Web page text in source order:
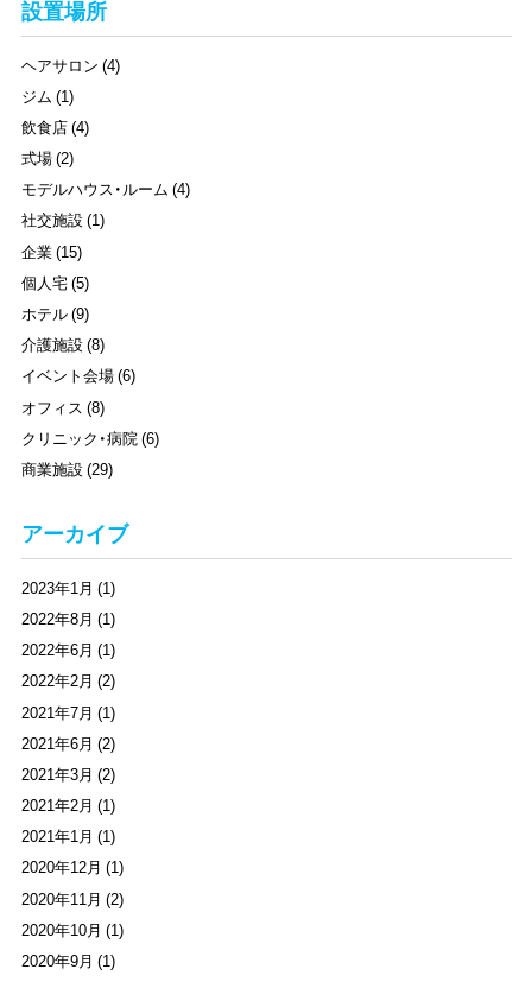
設置場所
ヘアサロン (4)
ジム (1)
飲食店 (4)
式場 (2)
モデルハウス・ルーム (4)
社交施設 (1)
企業 (15)
個人宅 (5)
ホテル (9)
介護施設 (8)
イベント会場 (6)
オフィス (8)
クリニック・病院 (6)
商業施設 (29)
アーカイブ
2023年1月 (1)
2022年8月 (1)
2022年6月 (1)
2022年2月 (2)
2021年7月 (1)
2021年6月 (2)
2021年3月 (2)
2021年2月 (1)
2021年1月 (1)
2020年12月 (1)
2020年11月 (2)
2020年10月 (1)
2020年9月 (1)